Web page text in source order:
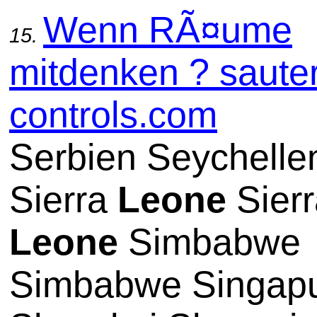
15. Wenn RÃ¤ume
mitdenken ?
controls.com
Serbien
Sierra Leone
Leone Simbabwe
Simbabwe